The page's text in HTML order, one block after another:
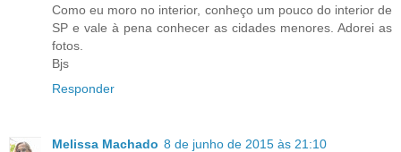
Como eu moro no interior, conheço um pouco do interior de
SP e vale à pena conhecer as cidades menores. Adorei as
fotos.
Bjs
Responder
Melissa Machado 8 de junho de 2015 às 21:10